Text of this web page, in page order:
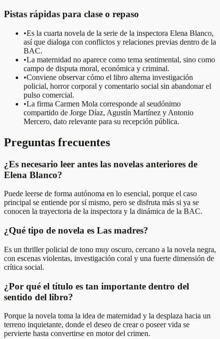
Pistas rápidas para clase o repaso
•Es la cuarta novela de la serie de la inspectora Elena Blanco,
así que dialoga con conflictos y relaciones previas dentro de la
BAC.
•La maternidad no aparece como tema sentimental, sino como
campo de disputa moral, económica y criminal.
•Conviene observar cómo el libro alterna investigación
policial, horror corporal y comentario social sin abandonar el
pulso comercial.
•La firma Carmen Mola corresponde al seudónimo
compartido de Jorge Díaz, Agustín Martínez y Antonio
Mercero, dato relevante para su recepción pública.
Preguntas frecuentes
¿Es necesario leer antes las novelas anteriores de
Elena Blanco?
Puede leerse de forma autónoma en lo esencial, porque el caso
principal se entiende por sí mismo, pero se disfruta más si ya se
conocen la trayectoria de la inspectora y la dinámica de la BAC.
¿Qué tipo de novela es Las madres?
Es un thriller policial de tono muy oscuro, cercano a la novela negra,
con escenas violentas, investigación coral y una fuerte dimensión de
crítica social.
¿Por qué el título es tan importante dentro del
sentido del libro?
Porque la novela toma la idea de maternidad y la desplaza hacia un
terreno inquietante, donde el deseo de crear o poseer vida se
pervierte hasta convertirse en motor del crimen.